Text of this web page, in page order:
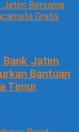
Bank Jatim
Bantuan
Timur